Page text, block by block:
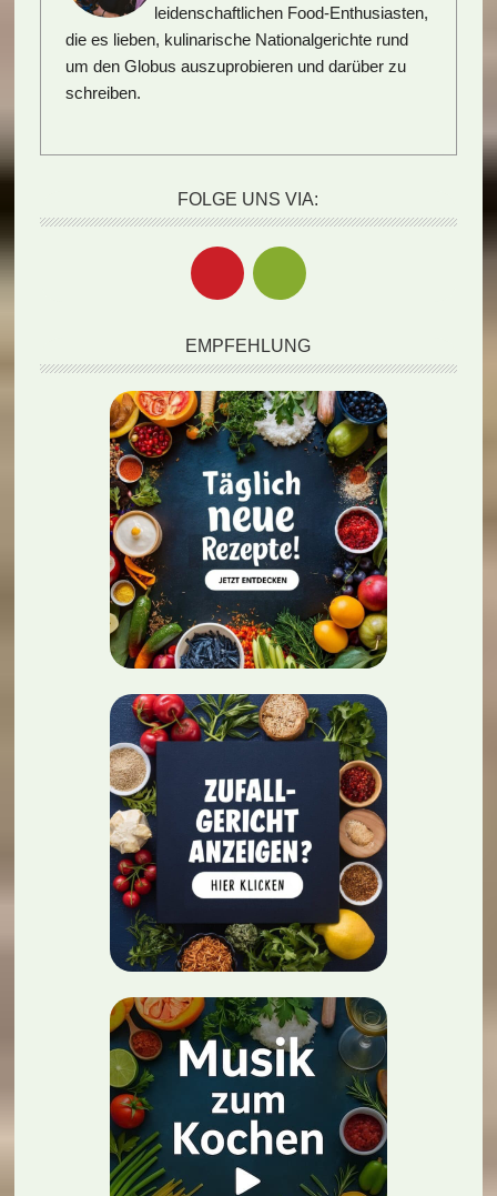
leidenschaftlichen Food-Enthusiasten,
die es lieben, kulinarische Nationalgerichte rund
um den Globus auszuprobieren und darüber zu
schreiben.
FOLGE UNS VIA:
EMPFEHLUNG